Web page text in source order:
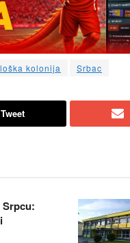
kolonija Srbac
Tweet
Srpcu: